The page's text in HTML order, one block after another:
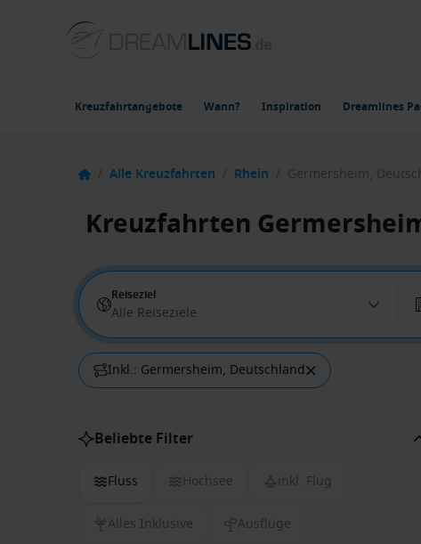
Kreuzfahrtangebote Wann? Inspiration Dreamlines
/ Alle Kreuzfahrten / Rhein / Germersheim,
Kreuzfahrten
Reiseziel
Alle Reiseziele
Inkl.: Germersheim, Deutschland
Beliebte Filter
Fluss Hochsee inkl. Flug
Alles Inklusive Ausflüge